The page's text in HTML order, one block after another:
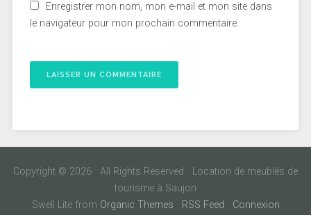
Enregistrer mon nom, mon e-mail et mon site dans
le navigateur pour mon prochain commentaire.
Copyright © 2026 · All Rights Reserved · Location de meublés de
tourisme à Saujon
Swell Lite from Organic Themes · RSS Feed · Connexion